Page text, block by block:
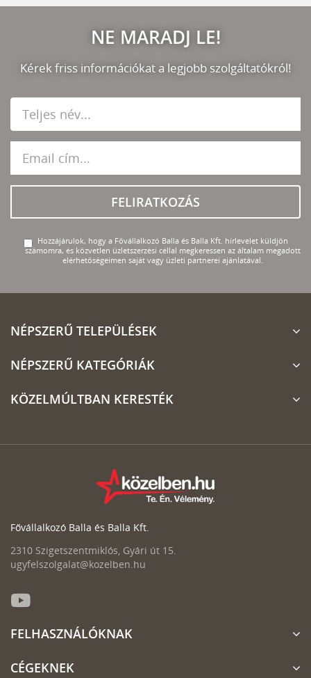
NE MARADJ LE!
Kérek friss információkat a legjobb szolgáltatókról!
FELIRATKOZÁS
Hozzájárulok, hogy a Fővállalkozó Balla és Balla Kft. hírlevelet küldjön
számomra, és közvetlen üzletszerzési céllal megkeressen az általam megadott
elérhetőségeimen saját vagy üzleti partnerei ajánlatával.
NÉPSZERŰ TELEPÜLÉSEK
NÉPSZERŰ KATEGÓRIÁK
KÖZELMÚLTBAN KERESTÉK
Fővállalkozó Balla és Balla Kft.
2310 Szigetszentmiklós, Gyári út 15.
ugyfelszolgalat@kozelben.hu
FELHASZNÁLÓKNAK
CÉGEKNEK